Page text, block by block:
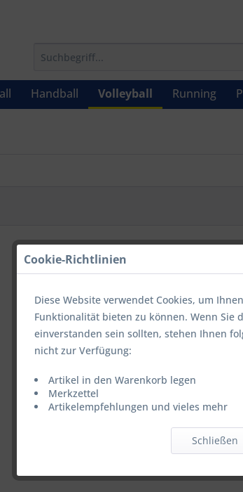
Handball Volleyball Running
Cookie-Richtlinien
Diese Website verwendet Cookies, um
Funktionalität bieten zu können. Wenn Sie
einverstanden sein sollten, stehen Ihnen
nicht zur Verfügung:
Artikel in den Warenkorb legen
Merkzettel
Artikelempfehlungen und vieles mehr
Schließen